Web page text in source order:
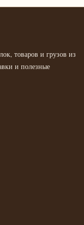
товаров и грузов из
и полезные